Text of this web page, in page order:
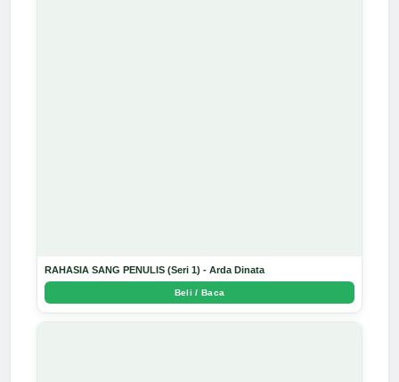
RAHASIA SANG PENULIS (Seri 1) - Arda Dinata
Beli / Baca